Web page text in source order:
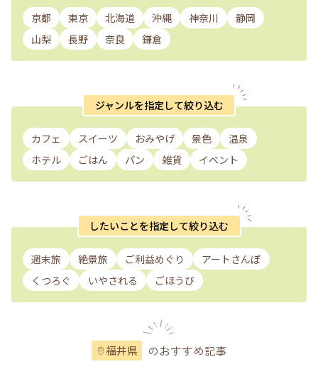
京都 東京 北海道 沖縄 神奈川
静岡
山梨
長野 奈良 鎌倉
ジャンルを指定して絞り込む
カフェ スイーツ おみやげ 景色
温泉
ホテル
ごはん パン 雑貨 イベント
したいことを指定して絞り込む
週末旅 絶景旅 ご利益めぐり
アートさんぽ
くつろぐ
いやされる ごほうび
福井県 のおすすめ記事